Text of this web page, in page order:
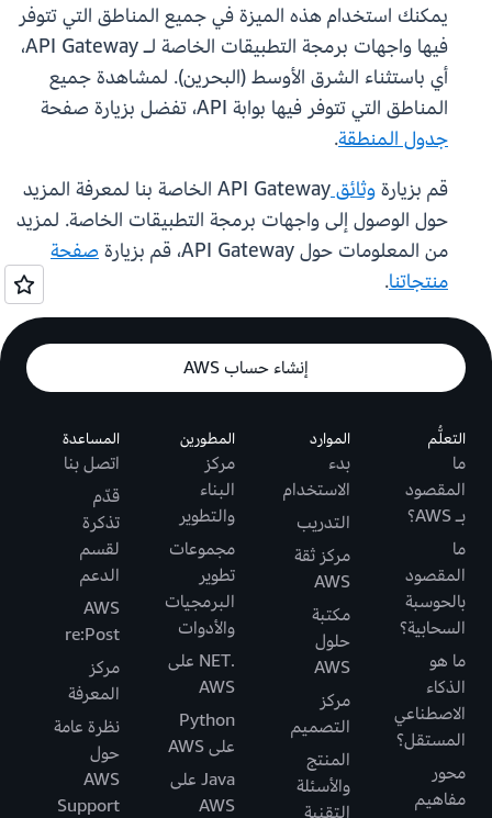
يمكنك استخدام هذه الميزة في جميع المناطق التي تتوفر
فيها واجهات برمجة التطبيقات الخاصة لـ API Gateway،
أي باستثناء الشرق الأوسط (البحرين). لمشاهدة جميع
المناطق التي تتوفر فيها بوابة API، تفضل بزيارة صفحة
جدول المنطقة.
قم بزيارةوثائق
API Gateway الخاصة بنا لمعرفة المزيد
حول الوصول إلى واجهات برمجة التطبيقات الخاصة. لمزيد
من المعلومات حول API Gateway، قم بزيارة
صفحة
منتجاتنا.
إنشاء حساب AWS
التعلُّم
ما
المقصود
بـ AWS؟
ما
المقصود
بالحوسبة
السحابية؟
ما هو
الذكاء
الاصطناعي
المستقل؟
محور
مفاهيم
الموارد
بدء
الاستخدام
التدريب
مركز ثقة
AWS
مكتبة
حلول
AWS
مركز
التصميم
المنتج
والأسئلة
المطورين
مركز
البناء
والتطوير
مجموعات
تطوير
البرمجيات
والأدوات
.NET على
AWS
Python
على AWS
Java على
AWS
المساعدة
اتصل بنا
قدّم
تذكرة
لقسم
الدعم
AWS
re:Post
مركز
المعرفة
نظرة عامة
حول
AWS
Support